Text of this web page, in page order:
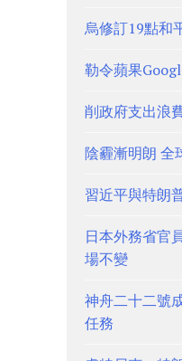
烏修訂19點和
勒令蘋果
削政府支出浪
陰霾漸明朗 全
習近平與特朗
日本外務省官
場不變
神舟二十二號
任務